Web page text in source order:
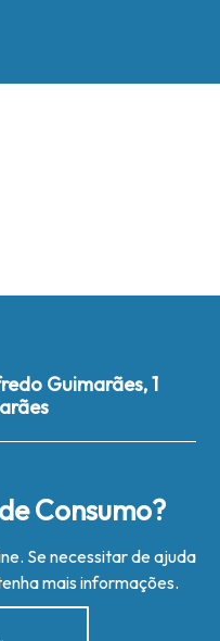
Guimarães, 1
Consumo?
Se necessitar de ajuda
mais informações.